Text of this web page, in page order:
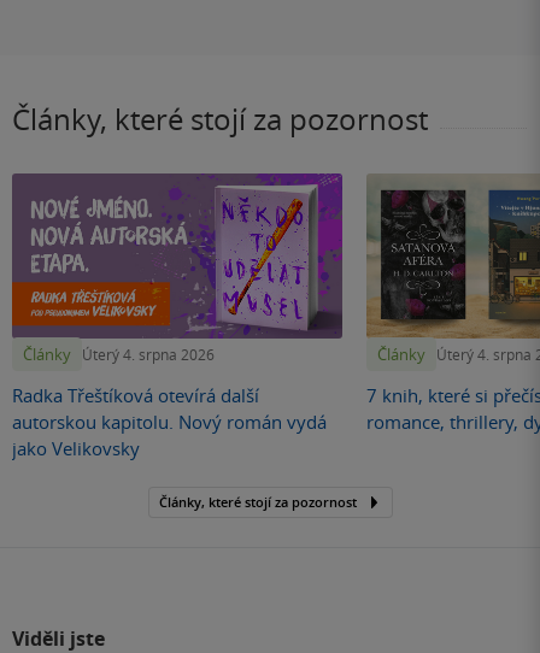
Články, které stojí za pozornost
Články Úterý 4. srpna 2026
Radka Třeštíková otevírá další
autorskou kapitolu. Nový román vydá
jako Velikovsky
Články Úterý 4. srpna
7 knih, které si
romance, thrillery,
Články, které stojí za pozornost
Viděli jste